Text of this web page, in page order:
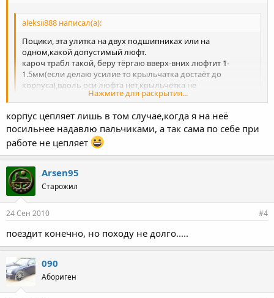
aleksii888 написал(а):
Поцики, эта улитка на двух подшипниках или на
одном,какой допустимый люфт.
кароч трабл такой, беру тёргаю вверх-вних люфтит 1-
1.5мм(если делаю усилие то крыльчатка достаёт до
корпуса),вдоль оси люфта нет,крыльчетка не
похавана,масло не кидает.
Нажмите для раскрытия...
я конечно в этом деле не спец!но смотри сам если у тебя
крыльчат задевает об корпус- это не есть хорошо!!!она я так
понимаю будет корпус строгать и в впуск политит стружка!
Нажмите для раскрытия...
корпус цепляет лишь в том случае,когда я на неё
посильнее надавлю пальчиками, а так сама по себе при
работе не цепляет
Arsen95
Старожил
24 Сен 2010 #4
поездит конечно, но походу не долго.....
090
Абориген